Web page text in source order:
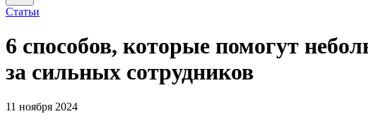
Статьи
6 способов, которые помогут
за сильных сотрудников
11 ноября 2024